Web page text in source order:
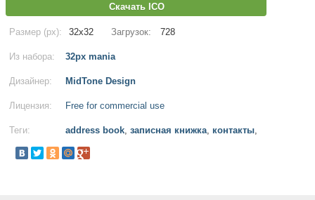
Скачать ICO
Размер (px): 32x32 Загрузок: 728
Из набора: 32px mania
Дизайнер: MidTone Design
Лицензия: Free for commercial use
Теги: address book, записная книжка, контакты,